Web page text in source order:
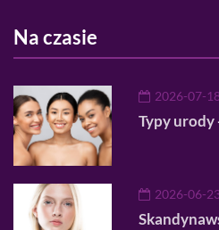
Na czasie
2026-07-
Typy urody
2026-06-